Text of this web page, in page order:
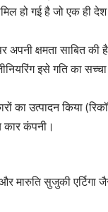
हो गई है जो एक ही देश
अपनी क्षमता साबित
इसे गति का सच्चा
का उत्पादन किया
कार कंपनी।
सुजुकी एर्टिगा